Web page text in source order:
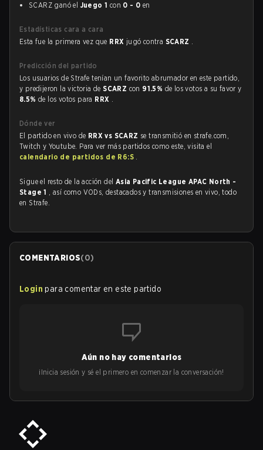
SCARZ ganó el Juego 1 con 0 - 0 en
Estadísticas cara a cara
Esta fue la primera vez que RRX jugó contra SCARZ .
Predicción del partido
Los usuarios de Strafe tenían un favorito abrumador en este partido,
y predijeron la victoria deSCARZ con 91.5% de los votos a su favor y
8.5% de los votos para RRX .
Dónde ver
El partido en vivo de RRX vs SCARZ se transmitió en strafe.com,
Twitch y Youtube. Para ver más partidos como este, visita el
calendario de partidos de R6:S .
Sigue el resto de la acción del Asia Pacific League APAC North -
Stage 1 , así como VODs, destacados y transmisiones en vivo, todo
en Strafe.
COMENTARIOS(0)
Login para comentar en este partido
Aún no hay comentarios
¡Inicia sesión y sé el primero en comenzar la conversación!